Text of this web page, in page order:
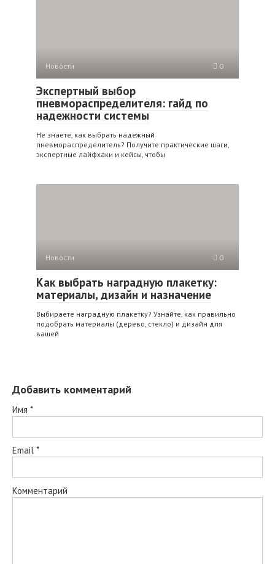
Новости 0
Экспертный выбор
пневмораспределителя: гайд по
надежности системы
Не знаете, как выбрать надежный
пневмораспределитель? Получите практические шаги,
экспертные лайфхаки и кейсы, чтобы
Новости 0
Как выбрать наградную плакетку:
материалы, дизайн и назначение
Выбираете наградную плакетку? Узнайте, как правильно
подобрать материалы (дерево, стекло) и дизайн для
вашей
Добавить комментарий
Имя *
Email *
Комментарий